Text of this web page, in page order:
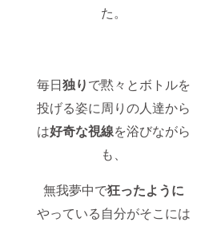
た。
毎日独りで黙々とボトルを
投げる姿に周りの人達から
は好奇な視線を浴びながら
も、
無我夢中で狂ったように
やっている自分がそこには